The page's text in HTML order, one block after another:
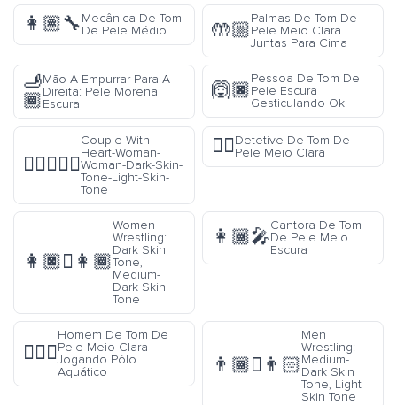
👩🏽‍🔧Mecânica De Tom
De Pele Médio
🤲🏼
Palmas De Tom De
Pele Meio Clara
Juntas Para Cima
🫸
🏾
Mão A Empurrar Para A
Direita: Pele Morena
Escura
🙆🏿
Pessoa De Tom De
Pele Escura
Gesticulando Ok
👩🏿‍❤️‍👩🏻
Couple-With-
Heart-Woman-
Woman-Dark-Skin-
Tone-Light-Skin-
Tone
🕵🏼Detetive De Tom De
Pele Meio Clara
👩🏿‍🫯‍👩🏾
Women
Wrestling:
Dark Skin
Tone,
Medium-
Dark Skin
Tone
👩🏾‍🎤
Cantora De Tom
De Pele Meio
Escura
🤽🏼‍♂️
Homem De Tom De
Pele Meio Clara
Jogando Pólo
Aquático
👨🏾‍🫯‍👨🏻
Men
Wrestling:
Medium-
Dark Skin
Tone, Light
Skin Tone